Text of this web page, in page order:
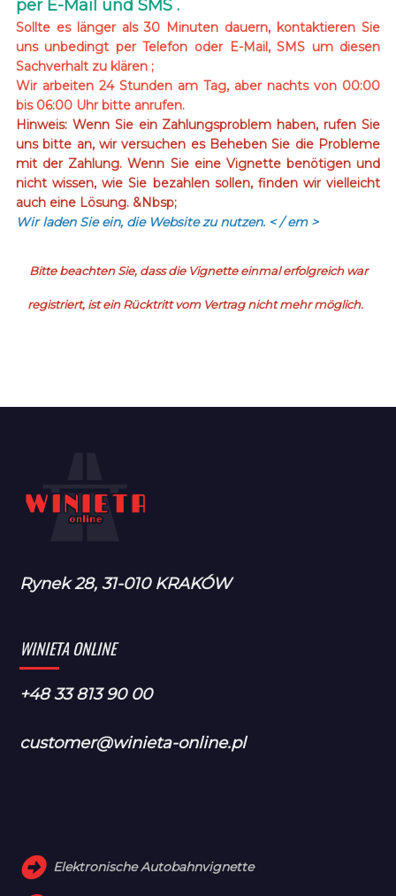
per E-Mail und SMS .
Sollte es länger als 30 Minuten dauern, kontaktieren Sie
uns unbedingt per Telefon oder E-Mail, SMS um diesen
Sachverhalt zu klären ;
Wir arbeiten 24 Stunden am Tag, aber nachts von 00:00
bis 06:00 Uhr bitte anrufen.
Hinweis: Wenn Sie ein Zahlungsproblem haben, rufen Sie
uns bitte an, wir versuchen es Beheben Sie die Probleme
mit der Zahlung. Wenn Sie eine Vignette benötigen und
nicht wissen, wie Sie bezahlen sollen, finden wir vielleicht
auch eine Lösung. &Nbsp;
Wir laden Sie ein, die Website zu nutzen. < / em >
Bitte beachten Sie, dass die Vignette einmal erfolgreich war
registriert, ist ein Rücktritt vom Vertrag nicht mehr möglich.
Rynek 28, 31-010 KRAKÓW
WINIETA ONLINE
+48 33 813 90 00
customer@winieta-online.pl
Elektronische Autobahnvignette